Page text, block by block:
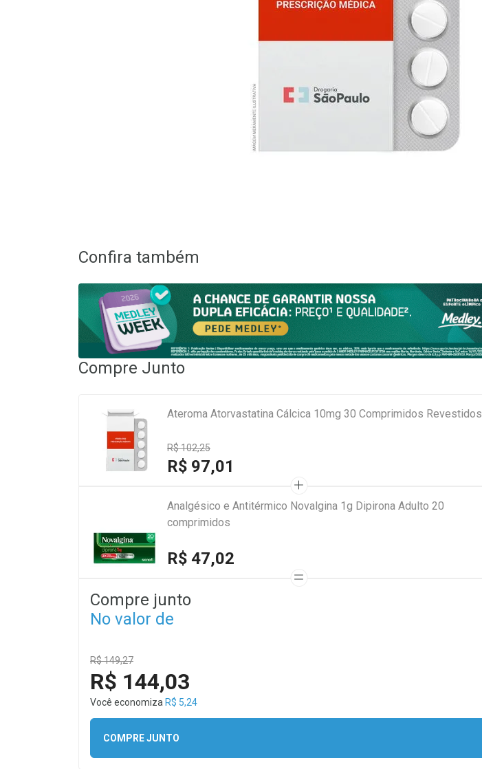
Confira também
Compre Junto
Ateroma Atorvastatina Cálcica 10mg 30 Comprimidos Revestidos
R$ 102,25
R$ 97,01
Analgésico e Antitérmico Novalgina 1g Dipirona Adulto 20
comprimidos
R$ 47,02
Compre junto
No valor de
R$ 149,27
R$ 144,03
Você economiza R$ 5,24
COMPRE JUNTO